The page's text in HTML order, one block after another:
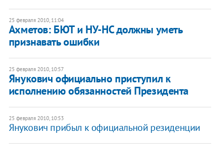
25 февраля 2010, 11:04
Ахметов: БЮТ и НУ-НС должны уметь
признавать ошибки
25 февраля 2010, 10:57
Янукович официально приступил к
исполнению обязанностей Президента
25 февраля 2010, 10:53
Янукович прибыл к официальной резиденции